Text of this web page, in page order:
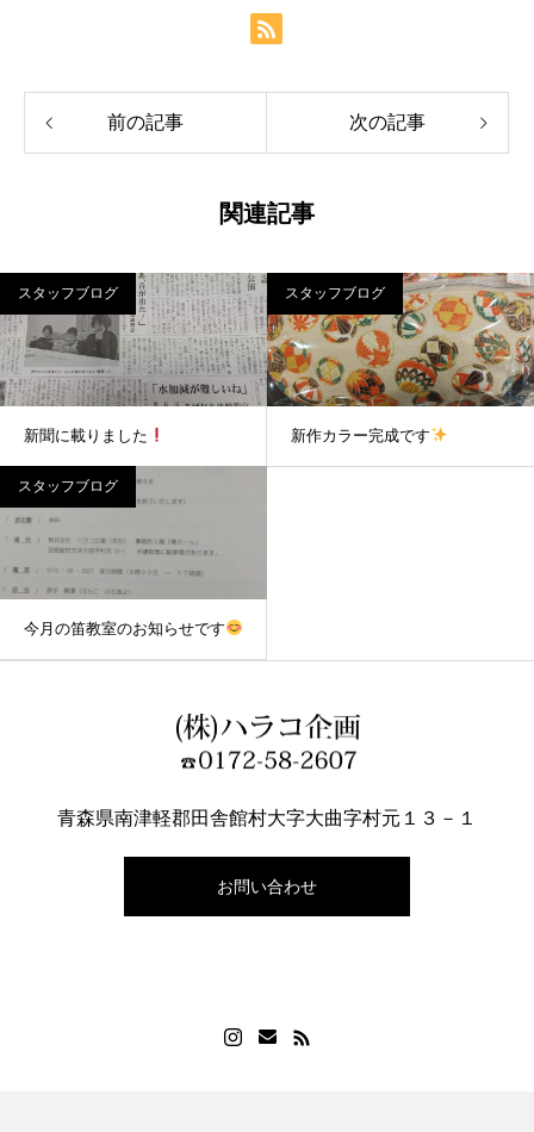
前の記事 次の記事
関連記事
スタッフブログ
新聞に載りました
スタッフブログ
新作カラー完成です
スタッフブログ
今月の笛教室のお知らせです
青森県南津軽郡田舎館村大字大曲字村元１３－１
お問い合わせ